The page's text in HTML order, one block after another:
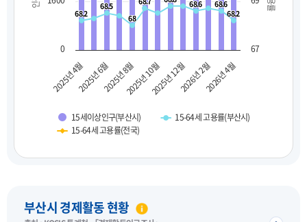
68.2
68.2
68.5
68.5
68
68
68.6
68.6 68.6
68.6
68.2
68.2
15세이상인구(부산시)
15-64세 고용률(부산시)
15-64세 고용률(전국)
2025년 4월2025년 6월2025년 8월2025년 10월2025년 12월2026년 2월2026년 4월
0 67
부산시 경제활동 현황 접기/